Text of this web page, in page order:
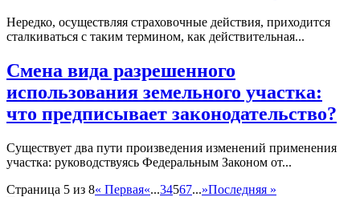
Нередко, осуществляя страховочные действия, приходится
сталкиваться с таким термином, как действительная...
Смена вида разрешенного
использования земельного участка:
что предписывает законодательство?
Существует два пути произведения изменений применения
участка: руководствуясь Федеральным Законом от...
Страница 5 из 8« Первая«...34567...»Последняя »